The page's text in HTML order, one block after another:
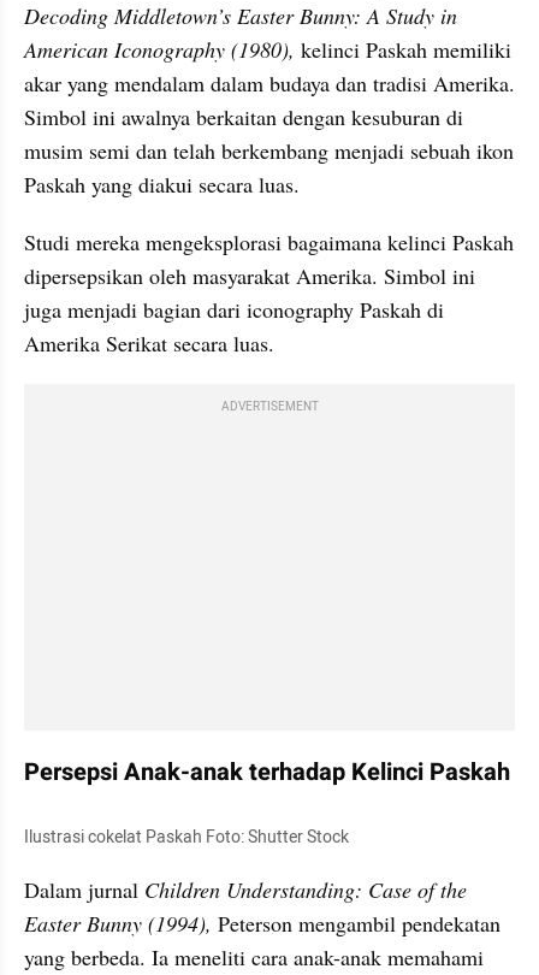
Decoding Middletown’s Easter Bunny: A Study in
American Iconography (1980), kelinci Paskah memiliki
akar yang mendalam dalam budaya dan tradisi Amerika.
Simbol ini awalnya berkaitan dengan kesuburan di
musim semi dan telah berkembang menjadi sebuah ikon
Paskah yang diakui secara luas.
Studi mereka mengeksplorasi bagaimana kelinci Paskah
dipersepsikan oleh masyarakat Amerika. Simbol ini
juga menjadi bagian dari iconography Paskah di
Amerika Serikat secara luas.
ADVERTISEMENT
Persepsi Anak-anak terhadap Kelinci Paskah
Ilustrasi cokelat Paskah Foto: Shutter Stock
Dalam jurnal Children Understanding: Case of the
Easter Bunny (1994), Peterson mengambil pendekatan
yang berbeda. Ia meneliti cara anak-anak memahami